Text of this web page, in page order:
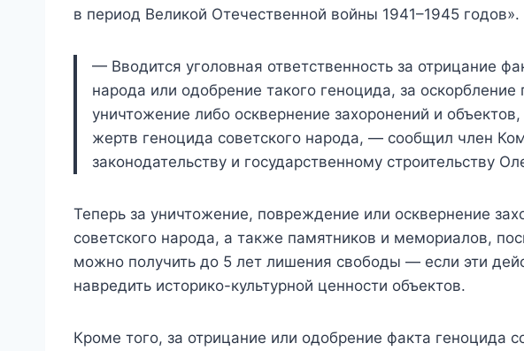
в период Великой Отечественной войны 1941–1945 годов».
— Вводится уголовная ответственность за отрицание
народа или одобрение такого геноцида, за оскорбление
уничтожение либо осквернение захоронений и
жертв геноцида советского народа, — сообщил член
законодательству и государственному строительству
Теперь за уничтожение, повреждение или осквернение
советского народа, а также памятников и мемориалов,
можно получить до 5 лет лишения свободы — если эти
навредить историко-культурной ценности объектов.
Кроме того, за отрицание или одобрение факта геноцида